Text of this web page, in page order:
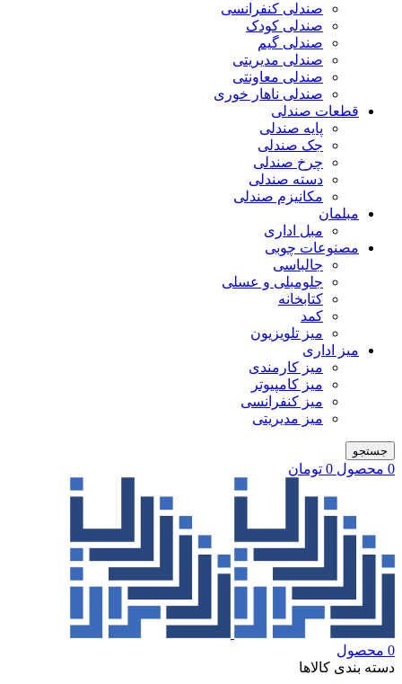
صندلی کنفرانسی
صندلی کودک
صندلی گیم
صندلی مدیریتی
صندلی معاونتی
صندلی ناهار خوری
قطعات صندلی
پایه صندلی
جک صندلی
چرخ صندلی
دسته صندلی
مکانیزم صندلی
مبلمان
مبل اداری
مصنوعات چوبی
جالباسی
جلومبلی و عسلی
کتابخانه
کمد
میز تلویزیون
میز اداری
میز کارمندی
میز کامپیوتر
میز کنفرانسی
میز مدیریتی
جستجو
0 محصول 0 تومان
0 محصول
دسته بندی کالاها